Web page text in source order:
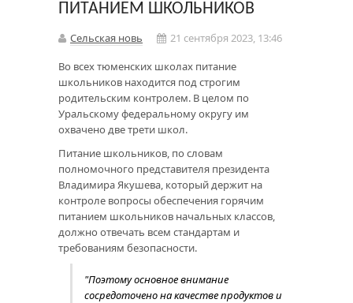
ПИТАНИЕМ ШКОЛЬНИКОВ
Сельская новь
21 сентября 2023, 13:46
Во всех тюменских школах питание
школьников находится под строгим
родительским контролем. В целом по
Уральскому федеральному округу им
охвачено две трети школ.
Питание школьников, по словам
полномочного представителя президента
Владимира Якушева, который держит на
контроле вопросы обеспечения горячим
питанием школьников начальных классов,
должно отвечать всем стандартам и
требованиям безопасности.
"Поэтому основное внимание
сосредоточено на качестве продуктов и